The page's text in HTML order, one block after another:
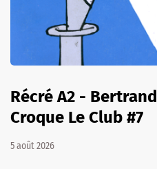
Récré A2 -
Croque Le Club #7
5 août 2026